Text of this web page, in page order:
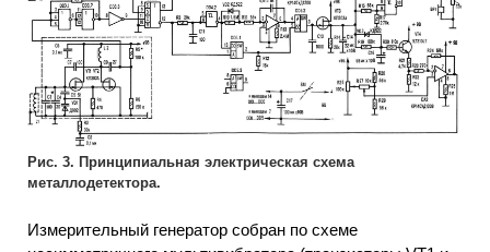
Рис. 3. Принципиальная электрическая схема
металлодетектора.
Измерительный генератор собран по схеме